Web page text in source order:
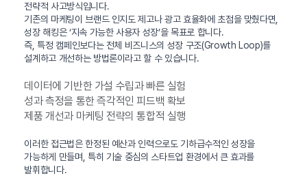
전략적 사고방식입니다.
기존의 마케팅이 브랜드 인지도 제고나 광고 효율화에 초점을 맞췄다면,
성장 해킹은 ‘지속 가능한 사용자 성장’을 목표로 합니다.
즉, 특정 캠페인보다는 전체 비즈니스의 성장 구조(Growth Loop)를
설계하고 개선하는 방법론이라고 할 수 있습니다.
데이터에 기반한 가설 수립과 빠른 실험
성과 측정을 통한 즉각적인 피드백 확보
제품 개선과 마케팅 전략의 통합적 실행
이러한 접근법은 한정된 예산과 인력으로도 기하급수적인 성장을
가능하게 만들며, 특히 기술 중심의 스타트업 환경에서 큰 효과를
발휘합니다.